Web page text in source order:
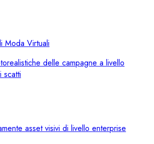
Moda Virtuali
delle campagne a livello
scatti
asset visivi di livello enterprise